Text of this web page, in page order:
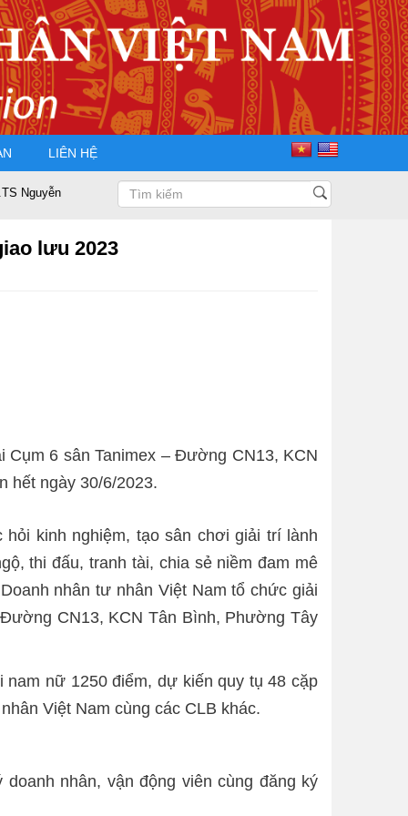
LIÊN HỆ
Trọng Điều tái đắc cử Chủ tịch Hội Doanh nhân Tư nhân Việt Nam
lưu 2023
Cụm 6 sân Tanimex – Đường CN13, KCN
hết ngày 30/6/2023.
kinh nghiệm, tạo sân chơi giải trí lành
thi đấu, tranh tài, chia sẻ niềm đam mê
nhân tư nhân Việt Nam tổ chức giải
CN13, KCN Tân Bình, Phường Tây
nữ 1250 điểm, dự kiến quy tụ 48 cặp
Việt Nam cùng các CLB khác.
nhân, vận động viên cùng đăng ký